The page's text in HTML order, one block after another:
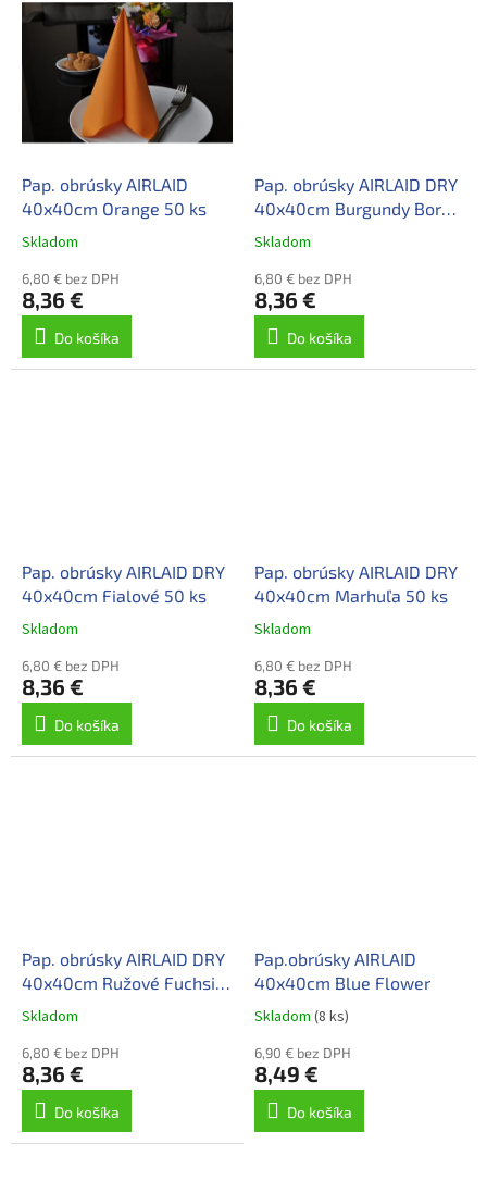
Pap. obrúsky AIRLAID
40x40cm Orange 50 ks
Skladom
6,80 € bez DPH
8,36 €
Do košíka
Pap. obrúsky AIRLAID DRY
40x40cm Burgundy Bordo
50 ks
Skladom
6,80 € bez DPH
8,36 €
Do košíka
Pap. obrúsky AIRLAID DRY
40x40cm Fialové 50 ks
Skladom
6,80 € bez DPH
8,36 €
Do košíka
Pap. obrúsky AIRLAID DRY
40x40cm Marhuľa 50 ks
Skladom
6,80 € bez DPH
8,36 €
Do košíka
Pap. obrúsky AIRLAID DRY
40x40cm Ružové Fuchsia
50 ks
Skladom
6,80 € bez DPH
8,36 €
Do košíka
Pap.obrúsky AIRLAID
40x40cm Blue Flower
Skladom (8 ks)
6,90 € bez DPH
8,49 €
Do košíka